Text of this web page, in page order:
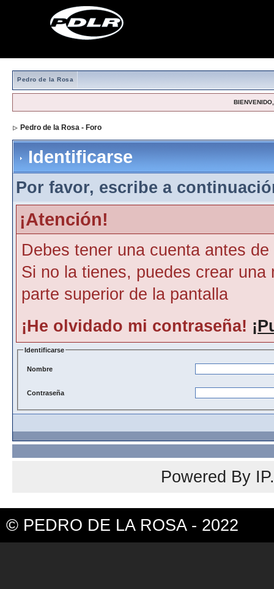
Pedro de la Rosa
Pedro de la Rosa - Foro
Identificarse
Por favor, escribe a
¡Atención!
Debes tener una cuenta antes
Si no la tienes, puedes crear
parte superior de la pantalla
¡He olvidado mi contraseña!
Identificarse
Nombre
Contraseña
Powered By
© PEDRO DE LA ROSA - 2022